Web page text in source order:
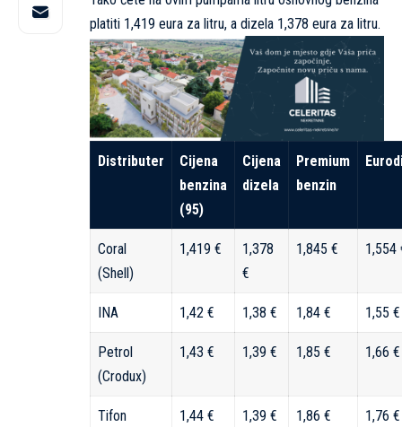
platiti 1,419 eura za litru, a dizela 1,378 eura za litru.
Distributer
Cijena
benzina
(95)
Cijena
dizela
Premium
benzin
Coral
(Shell)
1,419 €
1,378
€
1,845 € 1,554
INA 1,42 € 1,38 € 1,84 € 1,55 €
Petrol
(Crodux)
1,43 € 1,39 € 1,85 € 1,66 €
Tifon 1,44 € 1,39 € 1,86 € 1,76 €